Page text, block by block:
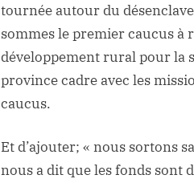
tournée autour du
sommes le premier caucus
développement rural pour la
province cadre avec les
caucus.
Et d’ajouter; « nous sortons
nous a dit que les fonds sont